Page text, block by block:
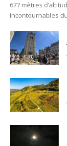
677 mètres
incontournables